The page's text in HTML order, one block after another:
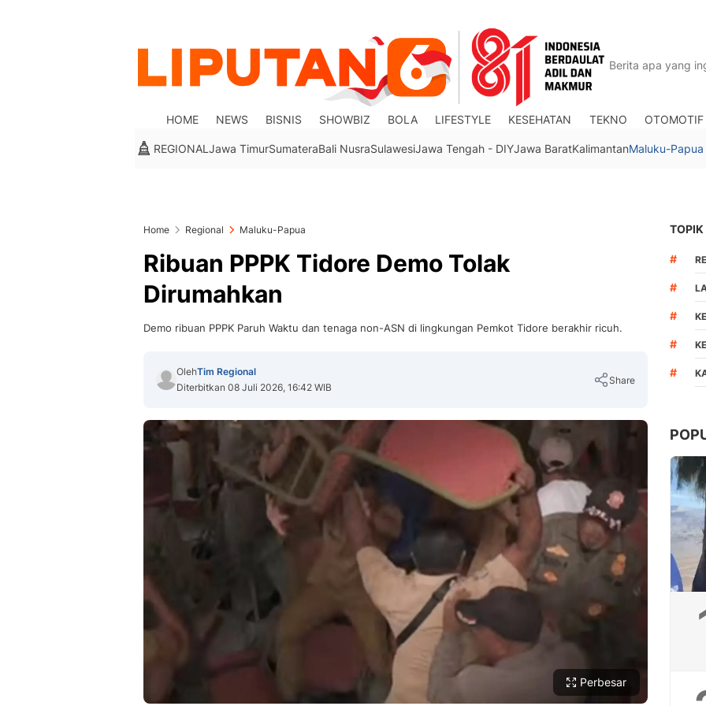
HOME NEWS BISNIS SHOWBIZ BOLA LIFESTYLE KESEHATAN TEKNO OTOMOTIF
REGIONAL Jawa TimurSumateraBali NusraSulawesiJawa Tengah - DIYJawa BaratKalimantanMaluku-Papua
Home Regional Maluku-Papua
Ribuan PPPK Tidore Demo Tolak
Dirumahkan
Demo ribuan PPPK Paruh Waktu dan tenaga non-ASN di lingkungan Pemkot Tidore berakhir ricuh.
OlehTim Regional
Diterbitkan 08 Juli 2026, 16:42 WIB
Share
Perbesar
TOPIK
#
#
#
#
#